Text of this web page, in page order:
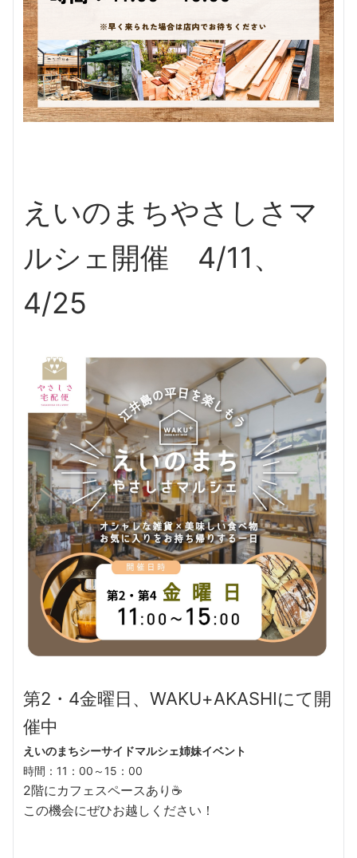
えいのまちやさしさマ
ルシェ開催 4/11、
4/25
第2・4金曜日、WAKU+AKASHIにて開
催中
えいのまちシーサイドマルシェ姉妹イベント
時間：11：00～15：00
2階にカフェスペースあり☕
この機会にぜひお越しください！